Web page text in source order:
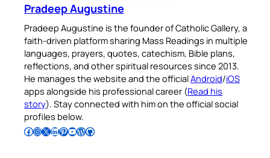
Pradeep Augustine
Pradeep Augustine is the founder of Catholic Gallery, a
faith-driven platform sharing Mass Readings in multiple
languages, prayers, quotes, catechism, Bible plans,
reflections, and other spiritual resources since 2013.
He manages the website and the officialAndroid/iOS
apps alongside his professional career (Read his
story). Stay connected with him on the official social
profiles below.
Follow Pradeep on Facebook Follow Pradeep on InstagramFollow Pradeep on X Follow Pradeep on LinkedIn Follow Pradeep on Pinterest Subscribe to Pradeep’s Youtube Channel Follow Pradeep on WordPress Follow Pradeep on GitHub